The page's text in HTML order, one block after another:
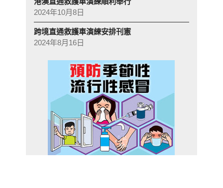
2024年10月8日
跨境直通救護車演練安排刊憲
2024年8月16日